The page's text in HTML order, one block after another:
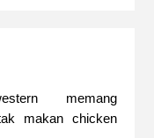
memang
makan chicken